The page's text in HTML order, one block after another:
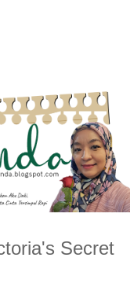
Secret